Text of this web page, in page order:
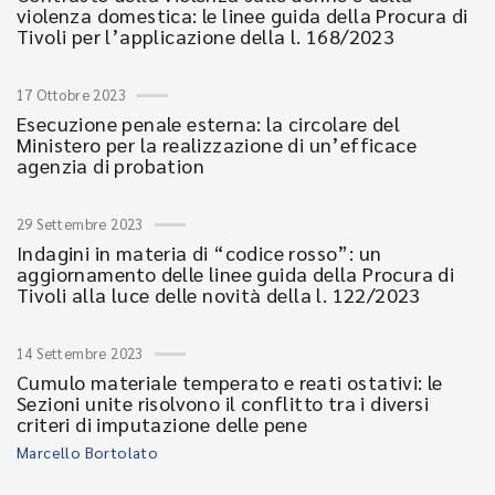
violenza domestica: le linee guida della Procura di
Tivoli per l’applicazione della l. 168/2023
17 Ottobre 2023
Esecuzione penale esterna: la circolare del
Ministero per la realizzazione di un’efficace
agenzia di probation
29 Settembre 2023
Indagini in materia di “codice rosso”: un
aggiornamento delle linee guida della Procura di
Tivoli alla luce delle novità della l. 122/2023
14 Settembre 2023
Cumulo materiale temperato e reati ostativi: le
Sezioni unite risolvono il conflitto tra i diversi
criteri di imputazione delle pene
Marcello Bortolato